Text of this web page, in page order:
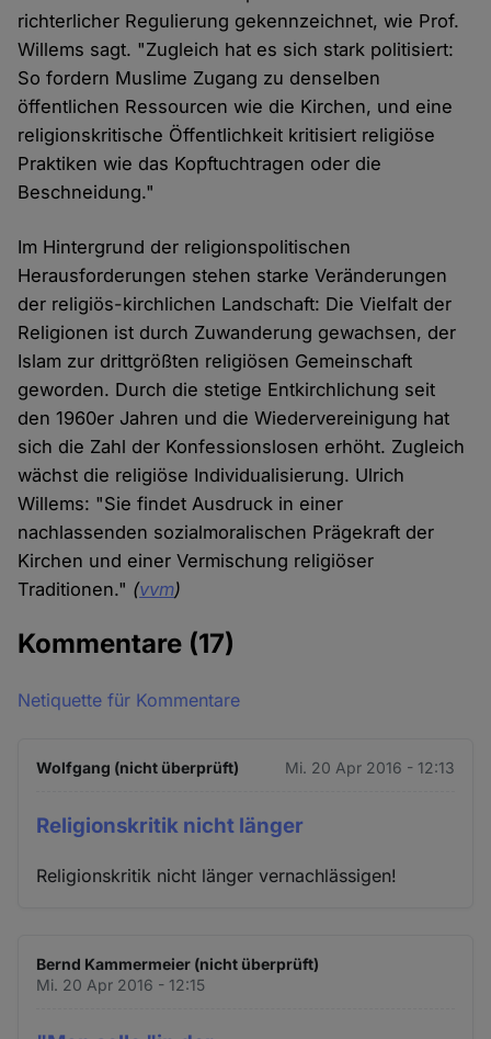
richterlicher Regulierung gekennzeichnet, wie Prof.
Willems sagt. "Zugleich hat es sich stark politisiert:
So fordern Muslime Zugang zu denselben
öffentlichen Ressourcen wie die Kirchen, und eine
religionskritische Öffentlichkeit kritisiert religiöse
Praktiken wie das Kopftuchtragen oder die
Beschneidung."
Im Hintergrund der religionspolitischen
Herausforderungen stehen starke Veränderungen
der religiös-kirchlichen Landschaft: Die Vielfalt der
Religionen ist durch Zuwanderung gewachsen, der
Islam zur drittgrößten religiösen Gemeinschaft
geworden. Durch die stetige Entkirchlichung seit
den 1960er Jahren und die Wiedervereinigung hat
sich die Zahl der Konfessionslosen erhöht. Zugleich
wächst die religiöse Individualisierung. Ulrich
Willems: "Sie findet Ausdruck in einer
nachlassenden sozialmoralischen Prägekraft der
Kirchen und einer Vermischung religiöser
Traditionen." (vvm)
Kommentare (17)
Netiquette für Kommentare
Wolfgang (nicht überprüft) Mi. 20 Apr 2016 - 12:13
Religionskritik nicht länger
Religionskritik nicht länger vernachlässigen!
Bernd Kammermeier (nicht überprüft)
Mi. 20 Apr 2016 - 12:15